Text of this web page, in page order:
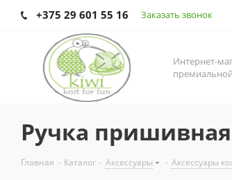
+375 29 601 55 16 Заказать звонок
Интернет-
Ручка
Главная - Каталог - Аксесcуары - Аксессуары